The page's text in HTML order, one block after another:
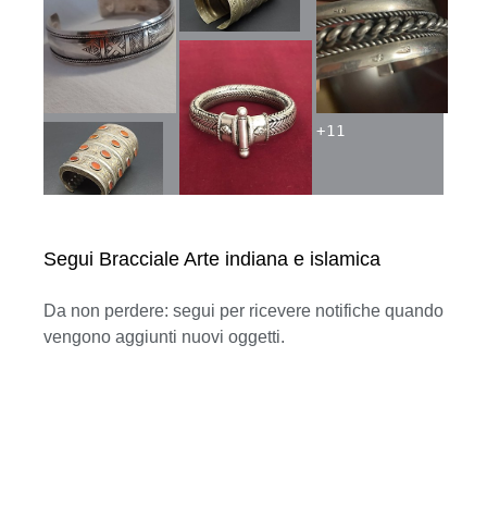
Segui Bracciale Arte indiana e islamica
Da non perdere: segui per ricevere notifiche quando
vengono aggiunti nuovi oggetti.
+11